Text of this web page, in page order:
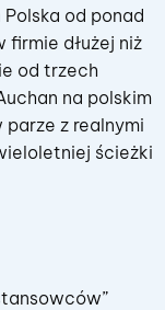
od ponad
firmie dłużej niż
od trzech
na polskim
z realnymi
ścieżki